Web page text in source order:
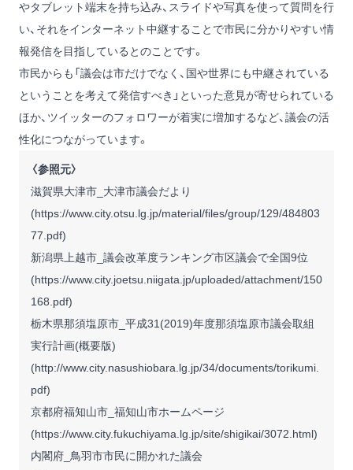
やタブレット端末を持ち込み、スライドや写真を使って質問を行
い、それをインターネット中継することで市民に分かりやすい情
報発信を目指しているとのことです。
市民からも「議会は市だけでなく、国や世界にも中継されている
ということを考えて発信すべき」といった意見が寄せられている
ほか、ツイッターのフォロワーが着実に増加するなど、議会の活
性化につながっています。
〈参照元〉
滋賀県大津市_大津市議会だより
(https://www.city.otsu.lg.jp/material/files/group/129/484803
77.pdf)
新潟県上越市_議会改革度ランキング市区議会で全国9位
(https://www.city.joetsu.niigata.jp/uploaded/attachment/150
168.pdf)
栃木県那須塩原市_平成31(2019)年度那須塩原市議会取組
実行計画(概要版)
(http://www.city.nasushiobara.lg.jp/34/documents/torikumi.
pdf)
京都府福知山市_福知山市ホームページ
(https://www.city.fukuchiyama.lg.jp/site/shigikai/3072.html)
内閣府_鳥羽市市民に開かれた議会